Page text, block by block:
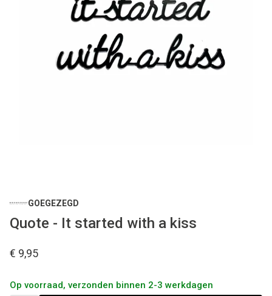
GOEGEZEGD
Quote - It started with a kiss
€ 9,95
Op voorraad, verzonden binnen 2-3 werkdagen